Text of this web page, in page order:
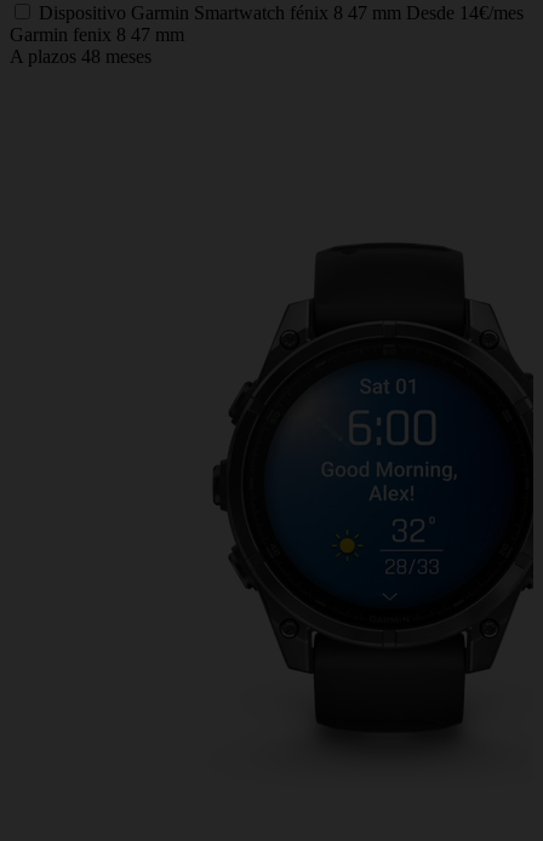
Dispositivo Garmin Smartwatch fénix 8 47 mm Desde 14€/mes
Garmin fenix 8 47 mm
A plazos 48 meses